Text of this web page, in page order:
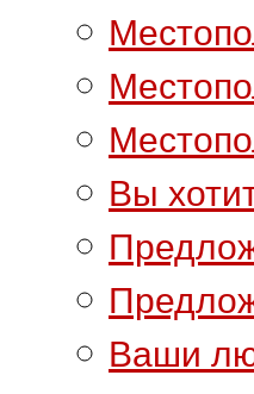
Вы
Ваши